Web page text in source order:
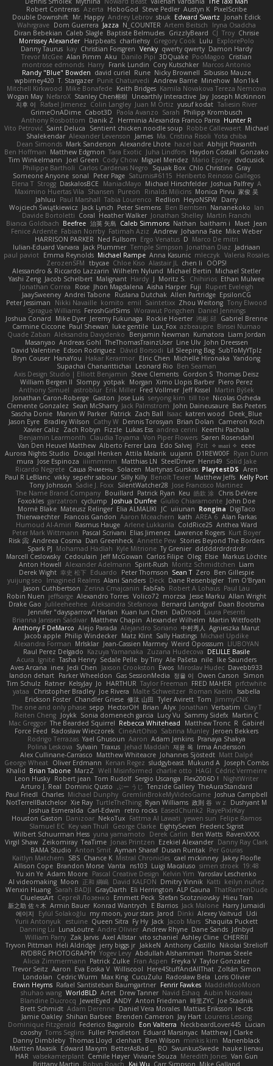
Robert Contreras Azerta HoboGod Steve Pedler Austyn K PixelScribe
Double Downshift Mr. Happy Andrey Lebrov sbuk Edward Swartz
Jonah Edick
Wahrgrave Dom Guerrera Jazza N_COUNTER Artem Beitsch
Iryna Osadcha
Diran Bebekian Caleb Slagle Baptiste Belmudes GrizzlyBeard CJ Troy Chrisie
Morrissey Alexander Harpbeats charliehsy Gregory Cook Lulu
ExplorePolo
Danny Taurus kay Christian Forsgren Venky qwerty qwerty Damon Hardy
Trevor McGee Alan Pimm Aku Danilo Pipi 3DQuake PooMagoo Cristian
montrose edmonds Harry Frank Lundin Cory Kutschker Marcos Antonio
Randy "Blue" Bowden david curiel Rune Nicky Brownell Sibusiso Mauze
wpbirney420 T. Stargazer Punit Chaturvedi Andrew Barrie Minehow Mon1k4
Mitchell Kirkwood Mike Bonafede Keith Bridges Kamila Novakova Tereza Nemcova
Wogan May NefaroX Stanley Chen榕樹 Unearthly Interactive Jay Joseph McKinnon
지후 이
Rafael Jimenez Colin Langley Juan M Ortiz yusuf kodat Taliesin River
GrimeOnADime Cabot3D Paola Avanzo Sarah Philipp Krombusch
Anthony Rosbottom Danik Z Herminia Alexandra Franco Parra Hunter R
Vito Petrović Saint Deluca Sentient chicken noodle soup Robbe Callewaert Michael
Shalekendar Alexander Levenson James Ma. Cristina Risoli Yota chiba
Dean Simonds Mark Sanderson Alexandre Lhote hazel bat Abhijit Prasanth
Ben Hoffman Matthew Edgmon Tara Exotic Juha Lindfors Haydon Costall Gonzako
Tim Winkelmann
Joel Green Cody Chow Miguel Mendez Mario Epsley dvdcusick
Philippe Bartholi Carlos Cardenas Negro Squak Box Chlo Christine Gray
Someone Anyone sonal Peter Page Saturnis#6115 Heriberto Reinoso Gallegos
Elena T Strogg DaskalosBCE ManiacMayo Michael Hirschfelder Joshua Palfrey A
Maximino Huertas Vila Shansen Pureon Rinalds Miļicins Monica Pirvu 家俊 吴
Jahluu
Paul Marshall Tabia Lourenco Redlion HeyoNSFW Darry
Wojciech Świątkiewicz Jack Lynch Peter Siemens Ben Berntsen Nananekoko Ian
Davide Bortoletti Coral Heather Walker Jonathan Shelley Martín Franchi
Bianca Goldbach Beefree 治英 矢島 Caleb Simmons Nathan baitham i Maet Jean
Fenice Ardente Fabian Norrby Fatimah Aziz Andrew Johanna Fate Mike Weber
HARRISON PARKER Ned Fullsom Ergo Venatus D Marco De mitri
Iulian-Eduard Varvara Jack Plummer Temple Simpson Jonathan Diaz Jadriaan
paul paviot Emma Reynolds Michael Rampe Anna Kasunic mleczyk Valeria Rosales
ZerozenSFM tbycae Chloe Kiso Alastair JL chen li
OOPS!
Alessandro & Riccardo Lazzarin Wilhelm Nylund Michael Bertin Michael Stetler
Yashi Zeng Jacob Schelbert Malignant Hardy J Moritz S. Chihirios Ethan Mulwee
Jonathan Correa
Rose Jhon Magdalena Aisha Harper Fuji
Rupert Eveleigh
JaaySweeney Andrei Tabone Ruslana Dutchak Allen Partridge EpsilonCG
Peter Jessiman
Nikki Navaille komito emil Saintetixx Zhou Weitong Tony Elwood
Sprague Williams FeroshGirlSims Worawut Pongchen Daniel Jennings
Joshua Conard
Mike Dyer Jeremy Fukunaga Rockie Hoerter 鸿彬 邱 Gabriel Brenne
Carmine Ciccone Paul Shewan luke gentile Lux_Fox azbeaupre Binsei Numao
Quade Zaban Aleksandra Davydenko Benjamin Newman Kumatora Liam Jordan
Masanyao Andreas Gohl TheThomasTrainzUser Line Ulv John Dreessen
David Valentine Edson Rodriguez Dávid Borsodi Lil Sleeping Bag SubToMyYTplz
Bryn Couser HanaYou Hakar Kerarmor Elric Chen Michelle Hironaka Yandong
Supachai Chanarittichai
Leonard Rio Ben Seaman
Axis Design Studio | Elliott Benjamin Steve Clements Gordon S Thomas Deisz
William Bergen II Slompy yotpak Morgan Ximo Llopis Barber Piero Perez
Anthony Simuel astroblur Erik Miller Fred Vollmer Jeff Kissel
Martin Býšek
Jonathan Caron-Roberge Gaston Jose Luis seryong kim till toe Nicolas Ocheda
Clemente Gonzalez Sean McSharry Jack Palmstrom John Daineusaure Bas Peeters
Sascha Donie Marvin W Parker Patrick Zach Ball Isaac katren wood
Deek_Blue
Jason Eyre Bradley Wilson Cathy W Dennis Torosyan Brian Dolan
Cameron Koch
Xavier Caliz
Zach Robyn Fizzle Lukas Ess andrea cerini
Keerthi Pachala
Benjamin Learmonth Claudia Toyama Von Piper Flowers Søren Rosendahl
Van Den Heuvel Matthew Alberto Ferrer Lara Edo Salvej Pzit ✧ 𝔪𝔞𝔯𝔦 ✧ eeee
Aurora Nights Studio
Dougal Henken Attila Malarik uujann D1REW00F Ryan Dunn
mura Jose Espinoza iiiimmmm Matthias LN SteelDriver Henri49 Solid Jake
Ricardo Negrete Саша Ячмень Solacen Martynas Gurskas PlaytestDS Aren
Paul R LeBlanc vikky sepehr sabour Silly Killy Benoît Texier Matthew Jeffs Kelly Port
Tony Johnson Sadie J. Foxx SilentWatcher28 Jose Francisco Martinez
The Name Brand Company Bouillard Patrick Ryan Keu 皓欽 涂 Chris DeVere
Foxokles garzatron cyclump Joshua Dunfee Giulio Chiaramonte John Doe
Mornè Blake Mateusz Relinger Elia ALMALIKI JC uiiunan Rongina DigiTaco
Thierwaechter Francois Gandon Aaron Mceachern kath AREA 6 Alan Farkas
Humoud Al-Amiri Rasmus Hauge Arlene Lukkarila ColdRice25 Anthea Ward
Peter Mark Wittmann Pascal Scrivani Elias Jimenez Lawrence Rogers Kurt Boyer
Risk 📀 Andreea Cosma Dan Greenheck Annette Pew Stories Beyond The Borders
Spark PJ Mohamad Hadlah Kyle Mitrione Ty Grenier dddddrdrdrdrdr
Marcell Ceslowsky Cedoulain Jeff McGowan Carlos Filipe Oleg Elsie Markus Löchte
Anton Howell Alexander Adelmann Spirit-Rush Moritz Schmidtchen Liam
Derek Wight 幸史 松下 Eduardo Peter Thomson Sean T Zero Ben Gillespie
yuijung seo
Imagined Realms Alani Sanders Deck Dane Reisenbigler Tim O'Bryan
Jason Cuthbertson Zerina Cmajcanin FabFab Robert A Lohaus Paul Lau
Robin Nuen jeffsarge Alexandro Torres Volico72 morzsa Jesse Marku Allan Wright
Drake Gao Julileeheehee Aleksandra Stefanova Bernard Landgraf Daan Bootsma
Jennifer "daysparrow" Harlan Kuan lun Chen DaDrood Laura Pesenti
Brianna Janssen Saldivar Matthew Chapin Alexander Wilhelm Martin Wittfooth
Anthony F DeMarco Alejo Parada Alejandro Soriano 中村秀人
Agnieszka Marut
Jacob apple Philip Windecker Matz Klint Sally Hastings Michael Updike
Alexandra Forman MrIsklar Jean-Cassien Marmey Weird Oposssum LIUBOYAN
Raul Perez Delgado Kazuya Yamanaka Zuzana Hudecova DELILLE Basile
Acura .Ignite Tasha Henry Sedale Pelle by Tiny Ale Pašeta nile Ike Saunders
Aves Arcana inex Jedi Chen Jaxson Crookston Ewos Miroslav Hudec Davebb933
landon dehart Parker Wheeldon Gas SessionMedia 정율 이 Owen Carson
Simon
Tim Schulz Ratner KelsyJay Jo HARTHUR Taylor Freeman FRED MAHER prfctwhite
yataa
Christopher Bradley Joe Rivera Malte Schweitzer Roman Kaelin
Isabella
Erickson Foster Chandler Griese 修汰 山田 Tyler Avirett Tom JimmyCNX
The one and only phase sepp HectorOH Brian Alyx Jonathan Verbatim Clay T
Reiten Cheng Joykk Sonia domenech garcia Lucy Vu Sammy Sidefx Martin C
Mac Greggor The Bearded Squirrel Rebecca Whitehead Matthew Tronc R Gabirél
Force Feed Radosław Wieczorek CineArtOhio Sabrina Munley Jeroen Bekkers
Rodrigo Terrazas Yael Ghusoun Aaron Adam Jenkins Pranaya Shakya
Polina Leskova Sylvain Traxus Jehad Maddah 재윤 옥 Irma Andersson
Alex Cullinane-Carrasco Matthew Whiteacre Johannes Sjöstedt Matt Dalpé
George Wheat Oliver Erdmann Kenan Regez sludgybeast Mukund A Joseph Combs
Khalid Brian Tabone MarzZ Well Misinformed charlie otto HAGI Cédric Vermeirre
Leon Husky Robert jean Tom Rudolf Sergio Uscanga Flex2006D !
NightWriter
Arturo J. Real Dominic Qusto ぶー うじ Tenzide Gallery TheAuraStandard
Paul Friedl Charles Michael Dunphy GremlinBrokeMyVideoGame Joshua Campbell
NotTerrellBatchelor Xie Ray TurtleTheThing Ryan Williams 政則 谷 w z
Dushyant M
Joshua Esmeralda Carl-Edwin retro rocks EasedChunk2 RayePixlrKay
Houston Gaston Danizoar NekoTux Fattma Al Lawati yewen sun Felipe Ramos
Slamuel EC Key van Thull George Clarke EightySeven Frederic Sigrist
Wilbert Schuurman Hess yuna yamamoto Derek Carlin Ben Watts RavenXXXX
Virgil Shaw Zeikomiray TeaTime Jonas Printzen Ezekiel Alexander Danny Ray Clark
BAMA Studio Anton Smit Ayman Sharaf Dusan Runtak Per Gouras
Kaitlyn Matchem
SBS Chance K Mistral Chronicles cael mckinney Jakey Floofle
Allison Cope Brandon Morse Vanta ns103 Luigi Macaluso simen stroek 19:48
Yu xin Ye Adam Moore Pascal Creative Design Kelvin Yim Yaroslav Leschenko
AI videomaking Moon 正和 綱嶋 David KALFON Dmitry Vinnik Katti keilyn nuñez
Wenxin Huang Sarah BADJI GrayDarth Eli Herrington ALP Gauna ThatRamenDude
CluelessArt Cергей Лозенко Emmett Peck Stefan Scotzniovsky Hieu Tran
新之助 佐々木 Armin Bauer Konrad Wantrych E Barrios Jack Malone Harry Jumaidi
에이지
Eylül Solakoğlu my moon, your stars Jarod Dinki Alexey Vaitvud
Udi
Yurii Antonyuk
estuine Queen Sitra Fy Hy Jack Jacob Mars Shaquita Puckett
Danning Lu LunaLoutre Andre Olivier Andrew Rhyne Dane Sands Jdnbyd
William Parry Zak Jarvis Axel Allstar vito schaniel Ashley Cline CHERRII
Tryvon Pittman Heli Aldridge jerry biggs jr JakkeN Anthony Castillo Nikolai Strelioff
RYDBRG PHOTOGRAPHY Yogev Levy Abdullah Alshammari Thomas Steele
Alicia Zimmermann Patrick Zulke Fran Aspen Freyka V Taylor Gonzalez
Trevor Seitz Aaron Eva Eoska V Williscool Here4StuffAndAllThat Zoltán Simon
Londolan
Cedric Wurm Max King CucuZulu Radosław Bela
Loris Olivier
Erwin Heyms Rafael Santisteban Baumgartner Fenrir Fawkes MaddieMooMoon
shuhao wang WorldBLD Artet Drew Tanner Navid Eshaq Aubin Nicoleau
Blandine Ducrocq JewelEyed ANDY Anton Friedman 時里ZYC Joe Stadnik
Brett Schmidt Adam Derenne Daniel Vera Morales Mattias Eriksson le-cds
Jamie Oakley Shihan Barbee Brenden Cameron Jay Hart Lourens Lessing
Dominique Fitzgerald Federico Bagarolo Eon Valterra NeckbeardLover445 Lucian
cooshy Toms Seglins Fuller Pendleton Eduard Marsinyac Matthew J Clarke
Danny Dimbleby Thomas Lloyd clenhart Ben Wilson minkis kim
Manenblack
Martten Maasik Edward Maxym BetterAsBad _ RO SwunkusSwede hauke lienau
HAR valsekamerplant Cemile Høyer Viviane Souza Meredith Jones Van Gun
Brittany Martin Robyn Roach Kai Wu Carr Simpson Mike Galland